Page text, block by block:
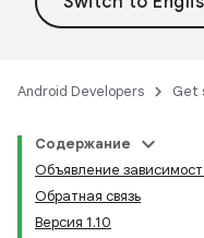
Android Developers Get
Содержание
Объявление
Обратная связь
Версия 1.10